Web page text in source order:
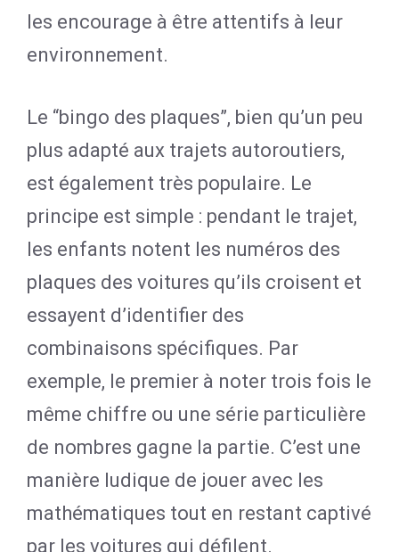
les encourage à être attentifs à leur
environnement.
Le “bingo des plaques”, bien qu’un peu
plus adapté aux trajets autoroutiers,
est également très populaire. Le
principe est simple : pendant le trajet,
les enfants notent les numéros des
plaques des voitures qu’ils croisent et
essayent d’identifier des
combinaisons spécifiques. Par
exemple, le premier à noter trois fois le
même chiffre ou une série particulière
de nombres gagne la partie. C’est une
manière ludique de jouer avec les
mathématiques tout en restant captivé
par les voitures qui défilent.